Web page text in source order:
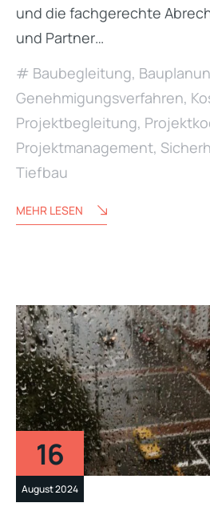
und die fachgerechte
und Partner…
Baubegleitung,
Genehmigungsverfahren,
Projektbegleitung,
Projektmanagement,
Tiefbau
MEHR LESEN
16
August 2024